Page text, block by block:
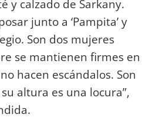
y calzado de Sarkany.
junto a ‘Pampita’ y
Son dos mujeres
se mantienen firmes en
hacen escándalos. Son
altura es una locura”,